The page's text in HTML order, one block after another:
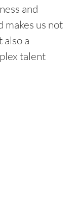
and
makes us not
a
talent